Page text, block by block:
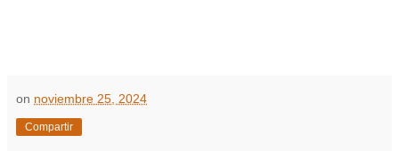
on noviembre 25, 2024
Compartir